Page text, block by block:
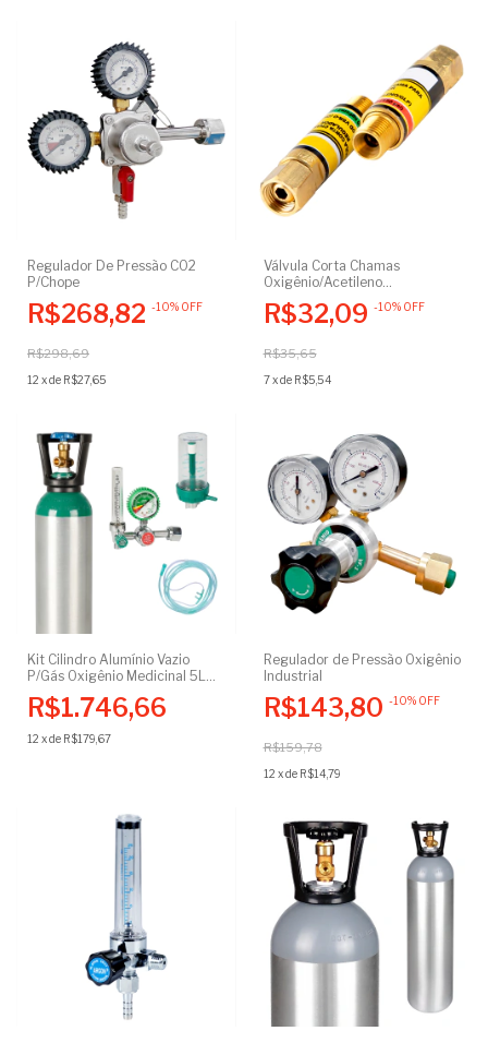
Regulador De Pressão CO2
P/Chope
R$268,82 -10% OFF
R$298,69
12 xde R$27,65
Válvula Corta Chamas
Oxigênio/Acetileno
P/Regulador
R$32,09 -10% OFF
R$35,65
7 xde R$5,54
Kit Cilindro Alumínio Vazio
P/Gás Oxigênio Medicinal 5L
Pressão C/Fluxômetro, Cateter
Nasal C/Extensão e
Umidificador
R$1.746,66
12 xde R$179,67
Regulador de Pressão Oxigênio
Industrial
R$143,80 -10% OFF
R$159,78
12 xde R$14,79